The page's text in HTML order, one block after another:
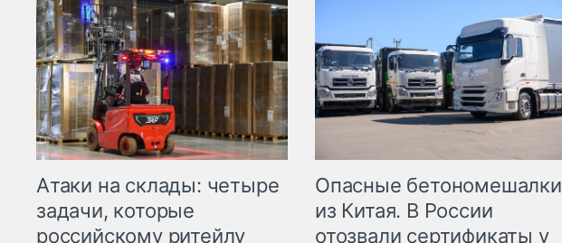
Атаки на склады: четыре
задачи, которые
российскому ритейлу
Опасные бетономешалки
из Китая. В России
отозвали сертификаты у